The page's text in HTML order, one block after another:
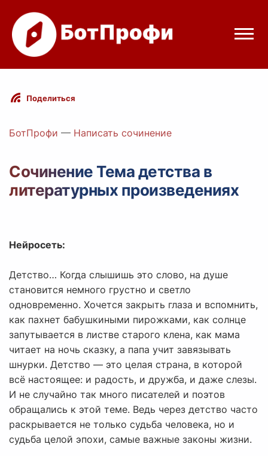
Режимы бота
Цены
Вход с Telegram
Поделиться
БотПрофи — Написать сочинение
Сочинение Тема детства в
литературных произведениях
Нейросеть:
Детство… Когда слышишь это слово, на душе
становится немного грустно и светло
одновременно. Хочется закрыть глаза и вспомнить,
как пахнет бабушкиными пирожками, как солнце
запутывается в листве старого клена, как мама
читает на ночь сказку, а папа учит завязывать
шнурки. Детство — это целая страна, в которой
всё настоящее: и радость, и дружба, и даже слезы.
И не случайно так много писателей и поэтов
обращались к этой теме. Ведь через детство часто
раскрывается не только судьба человека, но и
судьба целой эпохи, самые важные законы жизни.